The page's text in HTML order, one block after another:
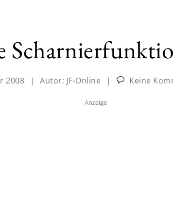
2008 | Autor: JF-Online | Keine
Anzeige